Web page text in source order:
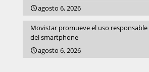
agosto 6, 2026
Movistar promueve el uso responsable
del smartphone
agosto 6, 2026